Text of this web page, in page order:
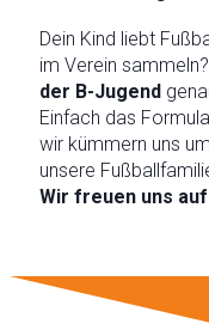
Dein Kind liebt
im Verein
der B-Jugend
Einfach das
wir kümmern uns
unsere
Wir freuen uns